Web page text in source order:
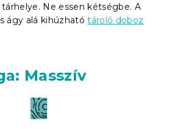
Ne essen kétségbe. A
ágy alá kihúzhatótároló doboz
Masszív